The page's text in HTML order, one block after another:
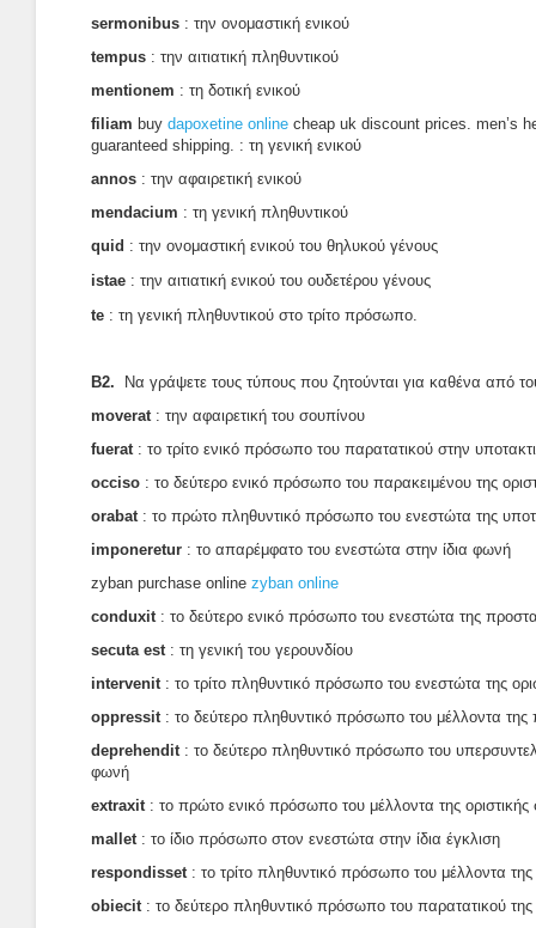
sermonibus : την ονομαστική ενικού
tempus : την αιτιατική πληθυντικού
mentionem : τη δοτική ενικού
filiam buy dapoxetine online cheap uk discount prices. men’s
guaranteed shipping. : τη γενική ενικού
annos : την αφαιρετική ενικού
mendacium : τη γενική πληθυντικού
quid : την ονομαστική ενικού του θηλυκού γένους
istae : την αιτιατική ενικού του ουδετέρου γένους
te : τη γενική πληθυντικού στο τρίτο πρόσωπο.
Β2. Nα γράψετε τους τύπους που ζητούνται για καθένα από
moverat: την αφαιρετική του σουπίνου
fuerat: το τρίτο ενικό πρόσωπο του παρατατικού στην
occiso : το δεύτερο ενικό πρόσωπο του παρακειμένου της
orabat: το πρώτο πληθυντικό πρόσωπο του ενεστώτα της
imponeretur : το απαρέμφατο του ενεστώτα στην ίδια φωνή
zyban purchase online zyban online
conduxit: το δεύτερο ενικό πρόσωπο του ενεστώτα της
secuta est: τη γενική του γερουνδίου
intervenit: το τρίτο πληθυντικό πρόσωπο του ενεστώτα της
oppressit: το δεύτερο πληθυντικό πρόσωπο του μέλλοντα της
deprehendit: το δεύτερο πληθυντικό πρόσωπο του
φωνή
extraxit: το πρώτο ενικό πρόσωπο του μέλλοντα της
mallet: το ίδιο πρόσωπο στον ενεστώτα στην ίδια έγκλιση
respondisset: το τρίτο πληθυντικό πρόσωπο του μέλλοντα της
obiecit: το δεύτερο πληθυντικό πρόσωπο του παρατατικού